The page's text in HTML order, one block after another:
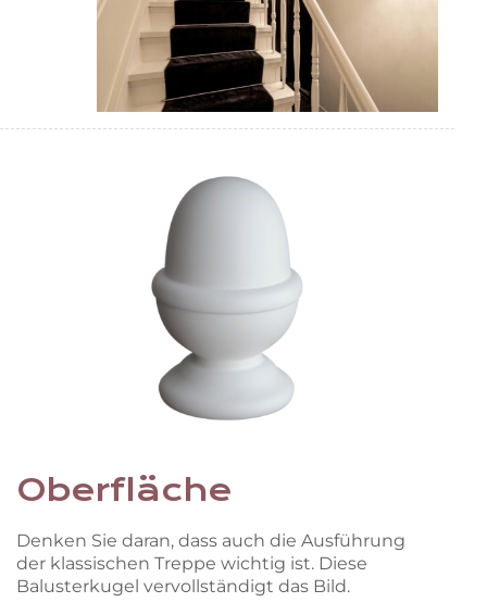
Oberfläche
Denken Sie daran, dass auch die Ausführung
der klassischen Treppe wichtig ist. Diese
Balusterkugel vervollständigt das Bild.